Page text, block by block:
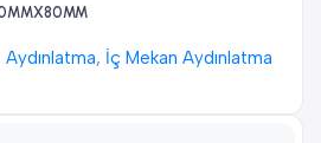
Aydınlatma, İç Mekan Aydınlatma